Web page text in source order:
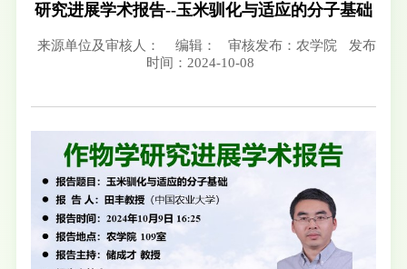
研究进展学术报告--玉米驯化与适应的分子基础
来源单位及审核人： 编辑： 审核发布：农学院
发布
时间：2024-10-08